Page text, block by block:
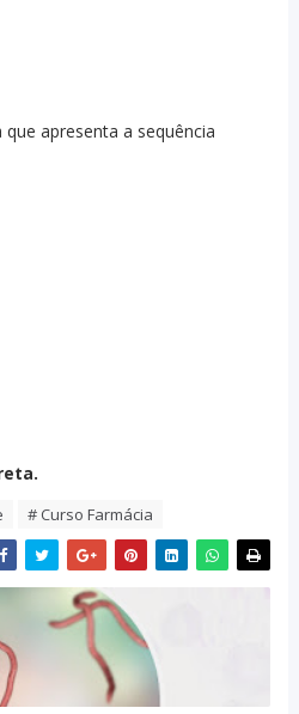
apresenta a sequência
# Curso Farmácia